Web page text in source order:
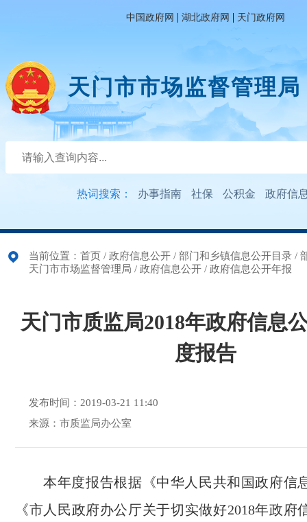
中国政府网 | 湖北政府网 | 天门政府网
天门市市场监督管理局
热词搜索： 办事指南 社保 公积金 政府信
当前位置： 首页 / 政府信息公开 / 部门和乡镇信息公开目录 /
天门市市场监督管理局 / 政府信息公开 / 政府信息公开年报
天门市质监局2018年政府信息
度报告
发布时间：2019-03-21 11:40
来源：市质监局办公室
本年度报告根据《中华人民共和国政府信
《市人民政府办公厅关于切实做好2018年政府